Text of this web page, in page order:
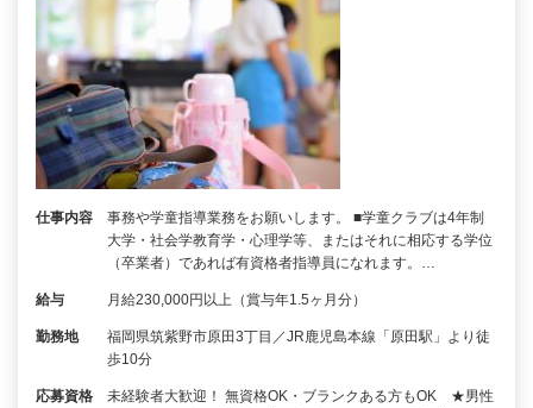
仕事内容
事務や学童指導業務をお願いします。 ■学童クラブは4年制
大学・社会学教育学・心理学等、またはそれに相応する学位
（卒業者）であれば有資格者指導員になれます。…
給与 月給230,000円以上（賞与年1.5ヶ月分）
勤務地
福岡県筑紫野市原田3丁目／JR鹿児島本線「原田駅」より徒
歩10分
応募資格
未経験者大歓迎！ 無資格OK・ブランクある方もOK ★男性